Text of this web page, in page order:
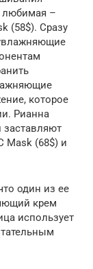
любимая –
(58$). Сразу
которое
Рианна
Mask (68$) и
один из ее
крем
использует